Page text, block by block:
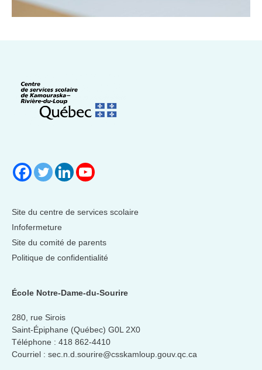
Site du centre de services scolaire
Infofermeture
Site du comité de parents
Politique de confidentialité
École Notre-Dame-du-Sourire
280, rue Sirois
Saint-Épiphane (Québec) G0L 2X0
Téléphone : 418 862-4410
Courriel : sec.n.d.sourire@csskamloup.gouv.qc.ca